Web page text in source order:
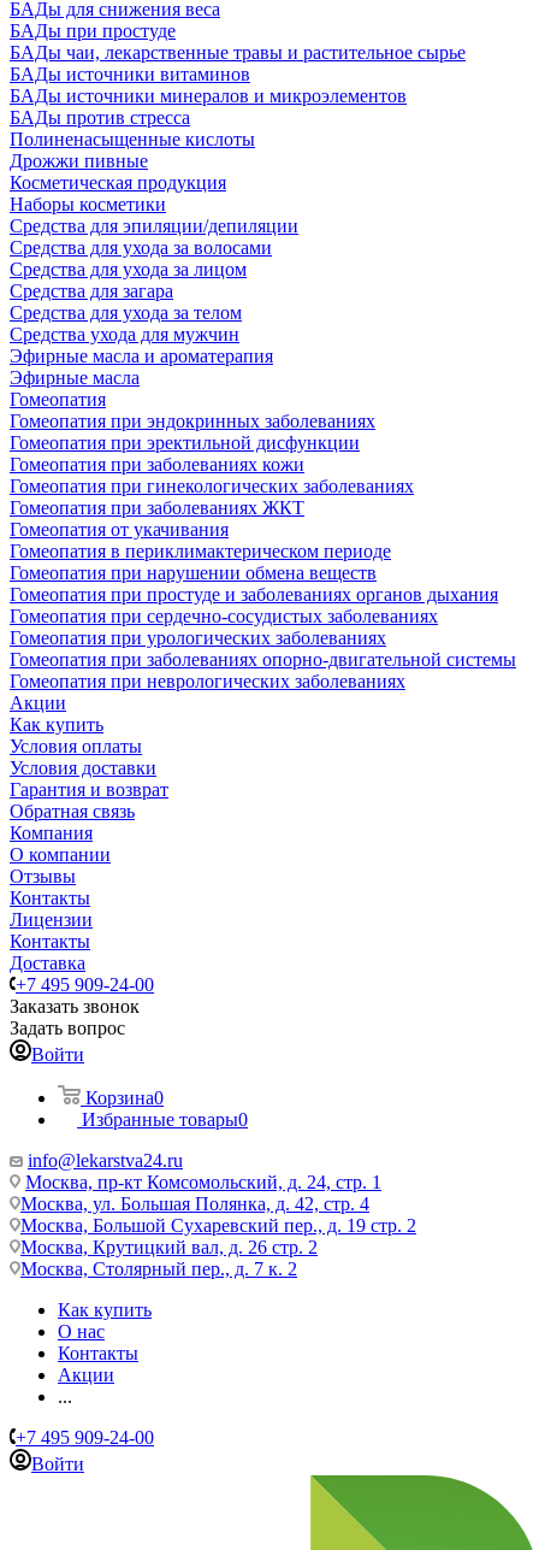
БАДы для снижения веса
БАДы при простуде
БАДы чаи, лекарственные травы и растительное сырье
БАДы источники витаминов
БАДы источники минералов и микроэлементов
БАДы против стресса
Полиненасыщенные кислоты
Дрожжи пивные
Косметическая продукция
Наборы косметики
Средства для эпиляции/депиляции
Средства для ухода за волосами
Средства для ухода за лицом
Средства для загара
Средства для ухода за телом
Средства ухода для мужчин
Эфирные масла и ароматерапия
Эфирные масла
Гомеопатия
Гомеопатия при эндокринных заболеваниях
Гомеопатия при эректильной дисфункции
Гомеопатия при заболеваниях кожи
Гомеопатия при гинекологических заболеваниях
Гомеопатия при заболеваниях ЖКТ
Гомеопатия от укачивания
Гомеопатия в периклимактерическом периоде
Гомеопатия при нарушении обмена веществ
Гомеопатия при простуде и заболеваниях органов дыхания
Гомеопатия при сердечно-сосудистых заболеваниях
Гомеопатия при урологических заболеваниях
Гомеопатия при заболеваниях опорно-двигательной системы
Гомеопатия при неврологических заболеваниях
Акции
Как купить
Условия оплаты
Условия доставки
Гарантия и возврат
Обратная связь
Компания
О компании
Отзывы
Контакты
Лицензии
Контакты
Доставка
+7 495 909-24-00
Заказать звонок
Задать вопрос
Войти
Корзина0
Избранные товары0
info@lekarstva24.ru
Москва, пр-кт Комсомольский, д. 24, стр. 1
Москва, ул. Большая Полянка, д. 42, стр. 4
Москва, Большой Сухаревский пер., д. 19 стр. 2
Москва, Крутицкий вал, д. 26 стр. 2
Москва, Столярный пер., д. 7 к. 2
Как купить
О нас
Контакты
Акции
...
+7 495 909-24-00
Войти